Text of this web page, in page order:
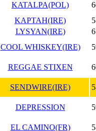
KATALPA(POL)
KAPTAH(IRE)
LYSYAN(IRE)
COOL WHISKEY(IRE)
REGGAE STIXEN
SENDWIRE(IRE)
DEPRESSION
EL CAMINO(FR)